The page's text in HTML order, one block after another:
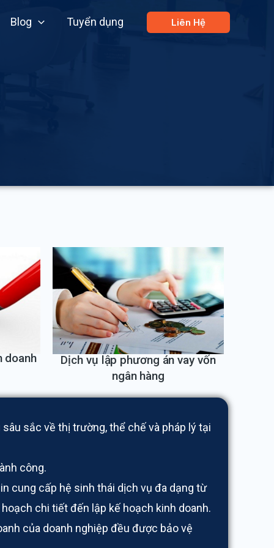
Blog Tuyển dụng Liên Hệ
doanh
Dịch vụ lập phương án vay vốn
ngân hàng
sắc về thị trường, thể chế và pháp lý tại
công.
cung cấp hệ sinh thái dịch vụ đa dạng từ
chi tiết đến lập kế hoạch kinh doanh.
của doanh nghiệp đều được bảo vệ